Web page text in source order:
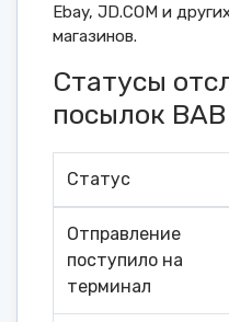
Ebay, JD.COM и
магазинов.
Статусы
посылок
Статус
Отправление
поступило на
терминал